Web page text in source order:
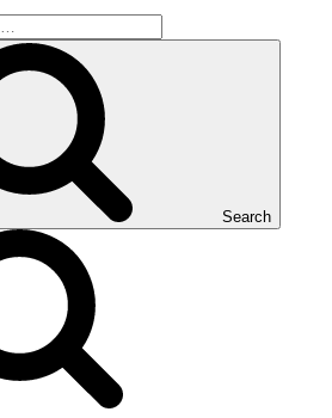
Search